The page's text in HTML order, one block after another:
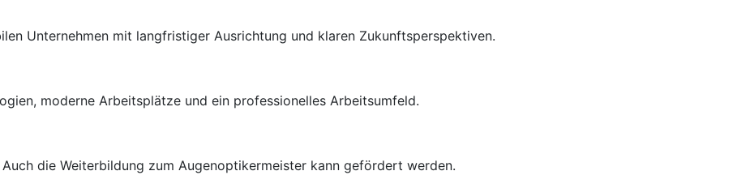
Unternehmen mit langfristiger Ausrichtung und klaren Zukunftsperspektiven.
moderne Arbeitsplätze und ein professionelles Arbeitsumfeld.
die Weiterbildung zum Augenoptikermeister kann gefördert werden.